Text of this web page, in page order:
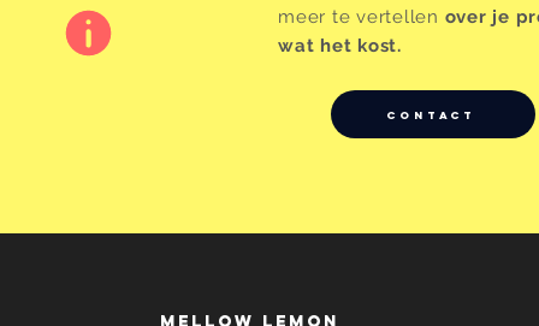
meer te vertellen over je
wat het kost.
Contact
mellow lemon